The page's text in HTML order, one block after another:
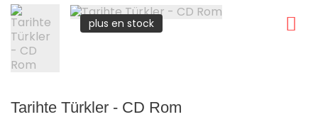
plus en stock
Tarihte Türkler - CD Rom